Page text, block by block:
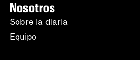
Nosotros
Sobre la diaria
Equipo